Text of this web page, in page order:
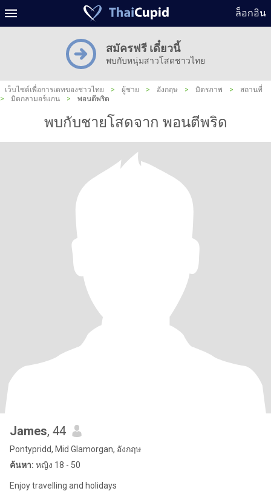
ล็อกอิน
สมัครฟรี เดี๋ยวนี้
พบกับหนุ่มสาวโสดชาวไทย
เว็บไซต์เพื่อการเดทของชาวไทย > ผู้ชาย > อังกฤษ > มิตรภาพ >
สถานที่
>
มิดกลามอร์แกน > พอนตีพริด
พบกับชายโสดจาก พอนตีพริด
James, 44
Pontypridd, Mid Glamorgan, อังกฤษ
ค้นหา: หญิง 18 - 50
Enjoy travelling and holidays